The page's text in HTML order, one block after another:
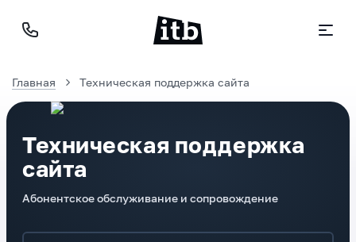
Главная Техническая поддержка сайта
Техническая поддержка
сайта
Абонентское обслуживание и сопровождение